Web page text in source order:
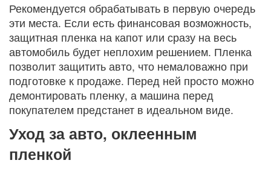
Рекомендуется обрабатывать в первую очередь
эти места. Если есть финансовая возможность,
защитная пленка на капот или сразу на весь
автомобиль будет неплохим решением. Пленка
позволит защитить авто, что немаловажно при
подготовке к продаже. Перед ней просто можно
демонтировать пленку, а машина перед
покупателем предстанет в идеальном виде.
Уход за авто, оклеенным
пленкой